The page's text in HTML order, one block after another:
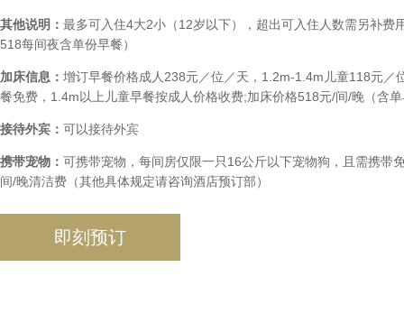
其他说明： 最多可入住4大2小（12岁以下），超出可入住人数需另补费
518每间夜含单份早餐）
加床信息： 增订早餐价格成人238元／位／天，1.2m-1.4m儿童118元／
餐免费，1.4m以上儿童早餐按成人价格收费;加床价格518元/间/晚（含
接待外宾： 可以接待外宾
携带宠物： 可携带宠物，每间房仅限一只16公斤以下宠物狗，且需携带
间/晚清洁费（其他具体规定请咨询酒店预订部）
即刻预订